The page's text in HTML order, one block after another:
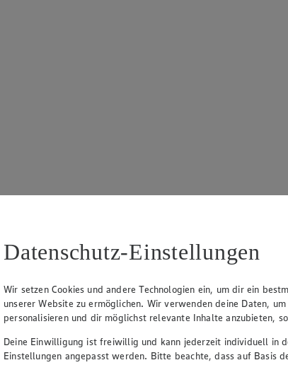
Datenschutz-Einstellungen
Wir setzen Cookies und andere Technologien ein, um dir ein
unserer Website zu ermöglichen. Wir verwenden deine Daten,
personalisieren und dir möglichst relevante Inhalte anzubieten,
Deine Einwilligung ist freiwillig und kann jederzeit individuell in
Einstellungen angepasst werden. Bitte beachte, dass auf Basis